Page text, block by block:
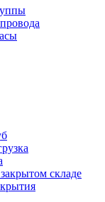
складе